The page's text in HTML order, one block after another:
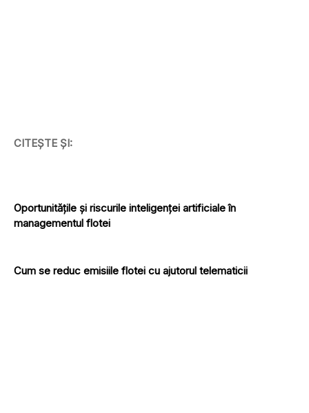
CITEȘTE ȘI:
Oportunitățile și riscurile inteligenței artificiale în
managementul flotei
Cum se reduc emisiile flotei cu ajutorul telematicii